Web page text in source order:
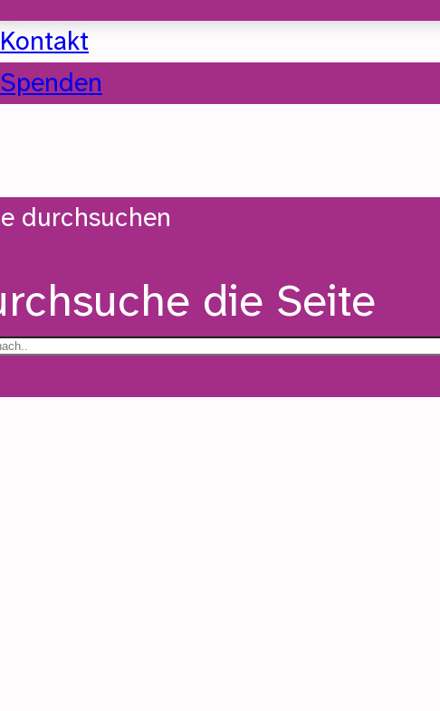
Kontakt
Spenden
durchsuchen
die Seite